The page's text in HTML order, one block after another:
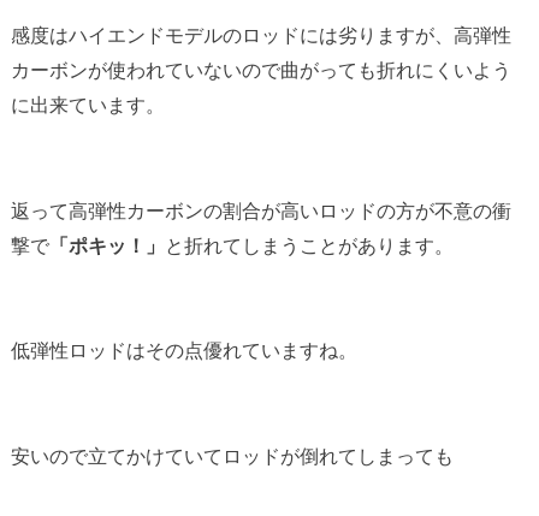
感度はハイエンドモデルのロッドには劣りますが、高弾性
カーボンが使われていないので曲がっても折れにくいよう
に出来ています。
返って高弾性カーボンの割合が高いロッドの方が不意の衝
撃で「ポキッ！」 と折れてしまうことがあります。
低弾性ロッドはその点優れていますね。
安いので立てかけていてロッドが倒れてしまっても